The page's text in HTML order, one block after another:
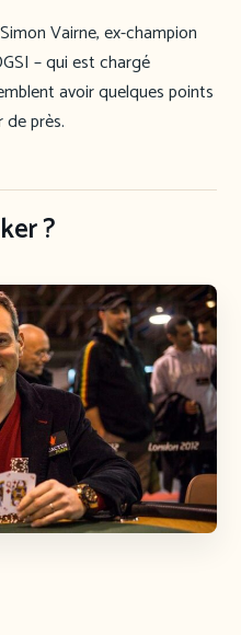
Vairne, ex-champion
– qui est chargé
avoir quelques points
près.
?